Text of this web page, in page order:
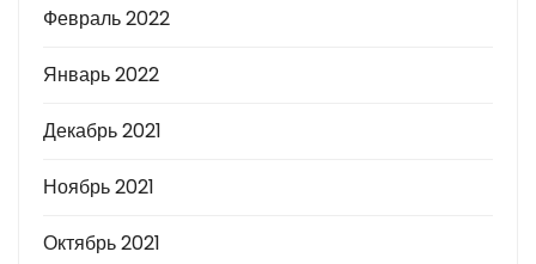
Февраль 2022
Январь 2022
Декабрь 2021
Ноябрь 2021
Октябрь 2021